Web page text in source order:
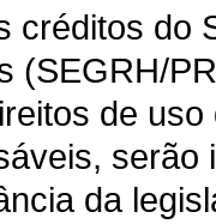
créditos do
(SEGRH/
de
serão
da